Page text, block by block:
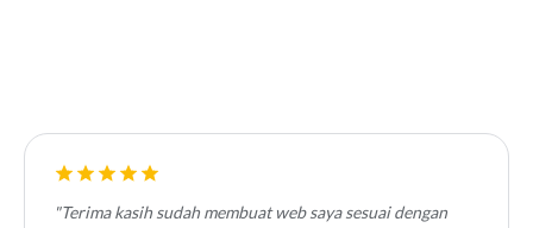
"Terima kasih sudah membuat web saya sesuai dengan